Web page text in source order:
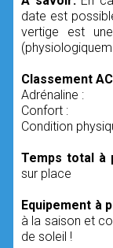
date est
vertige est
Classement
Adrénaline :
Confort :
Condition
Temps total à
sur place
Equipement à
à la saison et
de soleil !